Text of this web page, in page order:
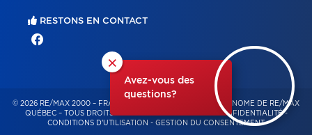
×
Avez-vous des
questions?
RESTONS EN CONTACT
© 2026 RE/MAX 2000 – FRANCHISÉ INDÉPENDANT ET AUTONOME DE RE/MAX
QUÉBEC – TOUS DROITS RÉSERVÉS -
POLITIQUE DE CONFIDENTIALITÉ-
CONDITIONS D'UTILISATION - GESTION DU CONSENTEMENT